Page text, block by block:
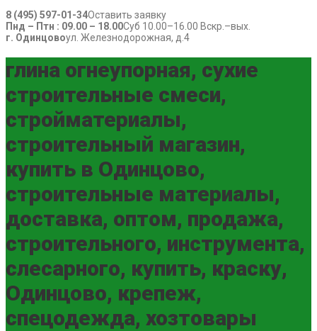
8 (495) 597-01-34Оставить заявку
Пнд – Птн : 09.00 – 18.00Суб 10.00–16.00 Вскр.–вых.
г. Одинцовоул. Железнодорожная, д.4
глина огнеупорная, сухие
строительные смеси,
стройматериалы,
строительный магазин,
купить в Одинцово,
строительные материалы,
доставка, оптом, продажа,
строительного, инструмента,
слесарного, купить, краску,
Одинцово, крепеж,
спецодежда, хозтовары